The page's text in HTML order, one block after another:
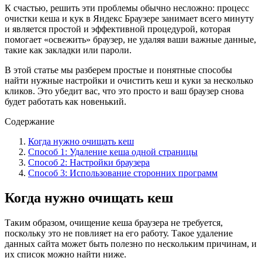
К счастью, решить эти проблемы обычно несложно: процесс
очистки кеша и кук в Яндекс Браузере занимает всего минуту
и является простой и эффективной процедурой, которая
помогает «освежить» браузер, не удаляя ваши важные данные,
такие как закладки или пароли.
В этой статье мы разберем простые и понятные способы
найти нужные настройки и очистить кеш и куки за несколько
кликов. Это убедит вас, что это просто и ваш браузер снова
будет работать как новенький.
Содержание
Когда нужно очищать кеш
Способ 1: Удаление кеша одной страницы
Способ 2: Настройки браузера
Способ 3: Использование сторонних программ
Когда нужно очищать кеш
Таким образом, очищение кеша браузера не требуется,
поскольку это не повлияет на его работу. Такое удаление
данных сайта может быть полезно по нескольким причинам, и
их список можно найти ниже.